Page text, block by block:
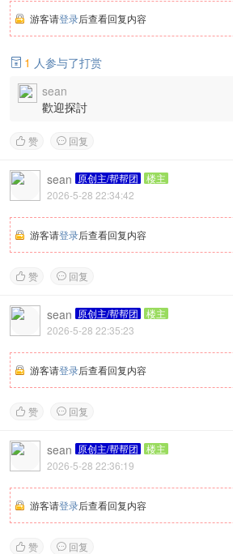
游客请登录后查看回复内容
 1 人参与了打赏
sean
歡迎探討
 赞  回复
sean 原创主/帮帮团
楼主
2026-5-28 22:34:42
游客请登录后查看回复内容
 赞  回复
sean 原创主/帮帮团
楼主
2026-5-28 22:35:23
游客请登录后查看回复内容
 赞  回复
sean 原创主/帮帮团
楼主
2026-5-28 22:36:19
游客请登录后查看回复内容
 赞  回复